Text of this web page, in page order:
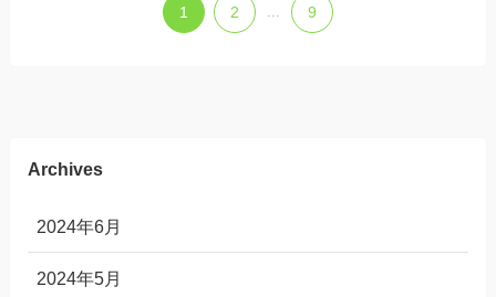
1 2 9
Archives
2024年6月
2024年5月